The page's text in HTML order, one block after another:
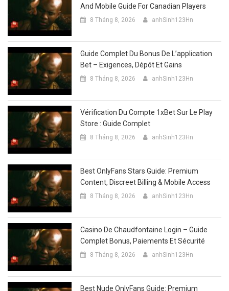
And Mobile Guide For Canadian Players
8 Tháng 8, 2026 anhSinh123Hn
Guide Complet Du Bonus De L’application
Bet – Exigences, Dépôt Et Gains
8 Tháng 8, 2026 anhSinh123Hn
Vérification Du Compte 1xBet Sur Le Play
Store : Guide Complet
8 Tháng 8, 2026 anhSinh123Hn
Best OnlyFans Stars Guide: Premium
Content, Discreet Billing & Mobile Access
8 Tháng 8, 2026 anhSinh123Hn
Casino De Chaudfontaine Login – Guide
Complet Bonus, Paiements Et Sécurité
8 Tháng 8, 2026 anhSinh123Hn
Best Nude OnlyFans Guide: Premium